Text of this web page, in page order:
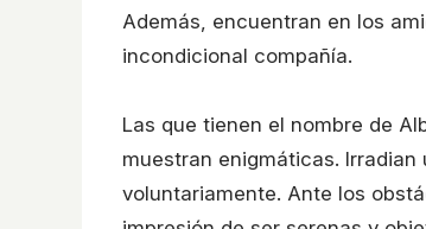
Además, encuentran en los
incondicional compañía.
Las que tienen el nombre de
muestran enigmáticas.
voluntariamente. Ante los